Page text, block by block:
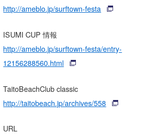
http://ameblo.jp/surftown-festa
ISUMI CUP 情報
http://ameblo.jp/surftown-festa/entry-
12156288560.html
TaitoBeachClub classic
http://taitobeach.jp/archives/558
URL
OYZ
S.K
Soulman